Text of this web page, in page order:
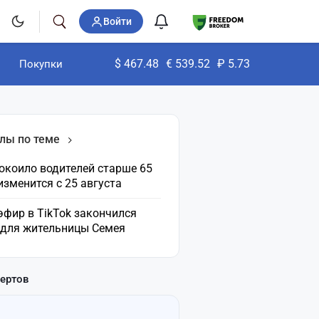
Войти
Покупки $ 467.48 € 539.52 ₽ 5.73
по теме
водителей старше 65
с 25 августа
в TikTok закончился
жительницы Семея